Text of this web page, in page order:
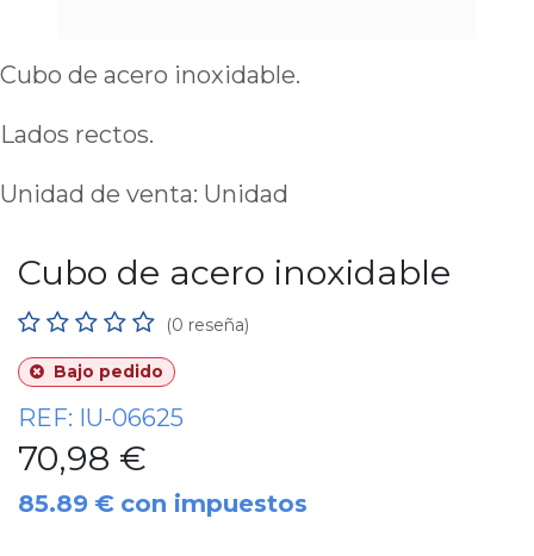
Cubo de acero inoxidable.
Lados rectos.
Unidad de venta: Unidad
Cubo de acero inoxidable
(0 reseña)
Bajo pedido
REF: IU-06625
70,98 €
85.89 € con impuestos